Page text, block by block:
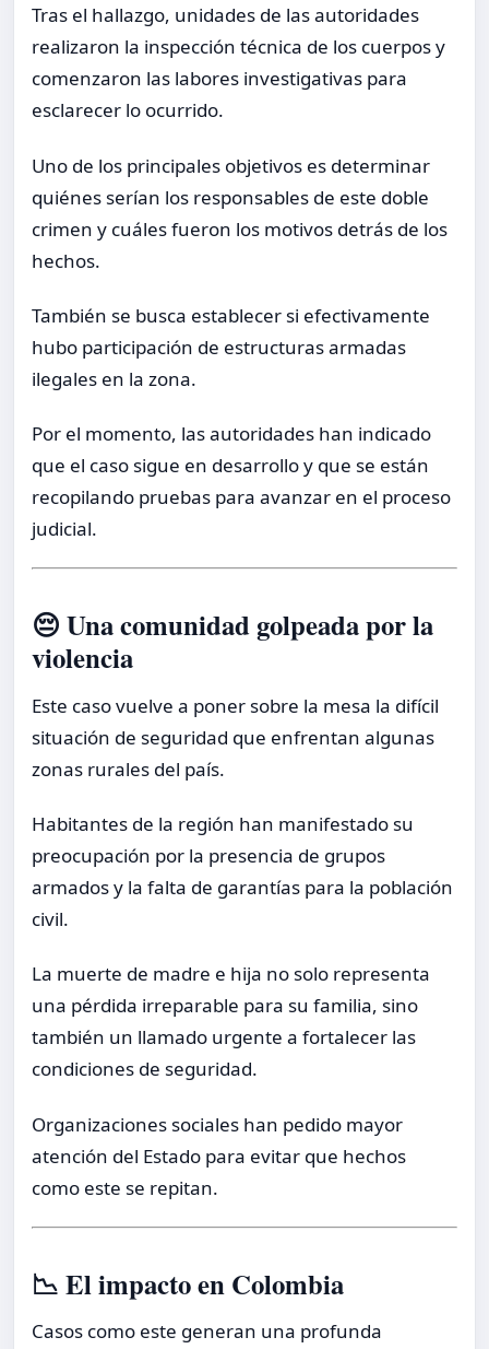
Tras el hallazgo, unidades de las autoridades
realizaron la inspección técnica de los cuerpos y
comenzaron las labores investigativas para
esclarecer lo ocurrido.
Uno de los principales objetivos es determinar
quiénes serían los responsables de este doble
crimen y cuáles fueron los motivos detrás de los
hechos.
También se busca establecer si efectivamente
hubo participación de estructuras armadas
ilegales en la zona.
Por el momento, las autoridades han indicado
que el caso sigue en desarrollo y que se están
recopilando pruebas para avanzar en el proceso
judicial.
😔 Una comunidad golpeada por la
violencia
Este caso vuelve a poner sobre la mesa la difícil
situación de seguridad que enfrentan algunas
zonas rurales del país.
Habitantes de la región han manifestado su
preocupación por la presencia de grupos
armados y la falta de garantías para la población
civil.
La muerte de madre e hija no solo representa
una pérdida irreparable para su familia, sino
también un llamado urgente a fortalecer las
condiciones de seguridad.
Organizaciones sociales han pedido mayor
atención del Estado para evitar que hechos
como este se repitan.
📉 El impacto en Colombia
Casos como este generan una profunda